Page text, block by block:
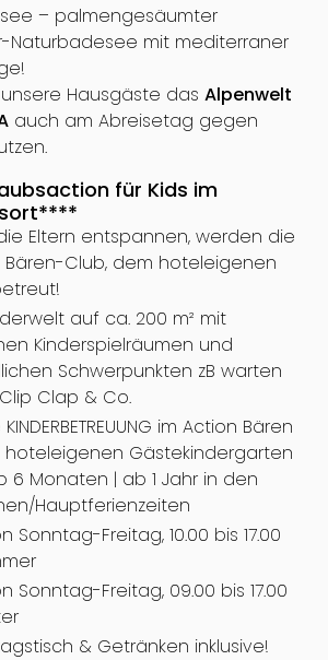
– palmengesäumter
Naturbadesee mit mediterraner
Hausgäste das Alpenwelt
auch am Abreisetag gegen
für Kids im
Eltern entspannen, werden die
Bären-Club, dem hoteleigenen
auf ca. 200 m² mit
Kinderspielräumen und
Schwerpunkten zB warten
Clap & Co.
im Action Bären
hoteleigenen Gästekindergarten
6 Monaten | ab 1 Jahr in den
Hauptferienzeiten
Sonntag-Freitag, 10.00 bis 17.00
Sonntag-Freitag, 09.00 bis 17.00
& Getränken inklusive!